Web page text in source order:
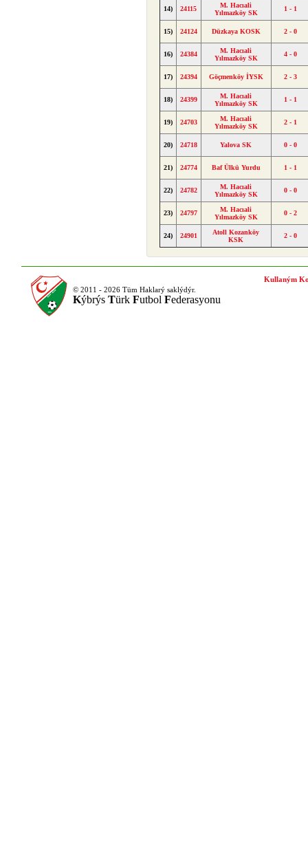
14) 24115
M. Hacıali
Yılmazköy SK
1 - 1
15) 24124 Düzkaya KOSK 2 - 0
16) 24384
M. Hacıali
Yılmazköy SK
4 - 0
17) 24394 Göçmenköy İYSK 2 - 3
18) 24399
M. Hacıali
Yılmazköy SK
1 - 1
19) 24703
M. Hacıali
Yılmazköy SK
2 - 1
20) 24718 Yalova SK 0 - 0
21) 24774 Baf Ülkü Yurdu 1 - 1
22) 24782
M. Hacıali
Yılmazköy SK
0 - 0
23) 24797
M. Hacıali
Yılmazköy SK
0 - 2
24) 24901
Atoll Kozanköy
KSK
2 - 0
© 2011 - 2026 Tüm Haklarý saklýdýr.
Kýbrýs Türk Futbol Federasyonu
Kullaným